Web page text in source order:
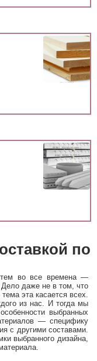
по
во все времена —
даже не в том, что
эта касается всех.
из нас. И тогда мы
выбранных
— специфику
с другими составами.
выбранного дизайна,